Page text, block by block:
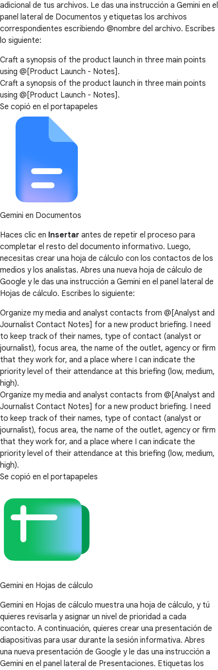
adicional de tus archivos. Le das una instrucción a Gemini en el
panel lateral de Documentos y etiquetas los archivos
correspondientes escribiendo @nombre del archivo. Escribes
lo siguiente:
Craft a synopsis of the product launch in three main points
using @[Product Launch - Notes].
Craft a synopsis of the product launch in three main points
using @[Product Launch - Notes].
Se copió en el portapapeles
Gemini en Documentos
Haces clic en Insertar antes de repetir el proceso para
completar el resto del documento informativo. Luego,
necesitas crear una hoja de cálculo con los contactos de los
medios y los analistas. Abres una nueva hoja de cálculo de
Google y le das una instrucción a Gemini en el panel lateral de
Hojas de cálculo. Escribes lo siguiente:
Organize my media and analyst contacts from @[Analyst and
Journalist Contact Notes] for a new product briefing. I need
to keep track of their names, type of contact (analyst or
journalist), focus area, the name of the outlet, agency or firm
that they work for, and a place where I can indicate the
priority level of their attendance at this briefing (low, medium,
high).
Organize my media and analyst contacts from @[Analyst and
Journalist Contact Notes] for a new product briefing. I need
to keep track of their names, type of contact (analyst or
journalist), focus area, the name of the outlet, agency or firm
that they work for, and a place where I can indicate the
priority level of their attendance at this briefing (low, medium,
high).
Se copió en el portapapeles
Gemini en Hojas de cálculo
Gemini en Hojas de cálculo muestra una hoja de cálculo, y tú
quieres revisarla y asignar un nivel de prioridad a cada
contacto. A continuación, quieres crear una presentación de
diapositivas para usar durante la sesión informativa. Abres
una nueva presentación de Google y le das una instrucción a
Gemini en el panel lateral de Presentaciones. Etiquetas los